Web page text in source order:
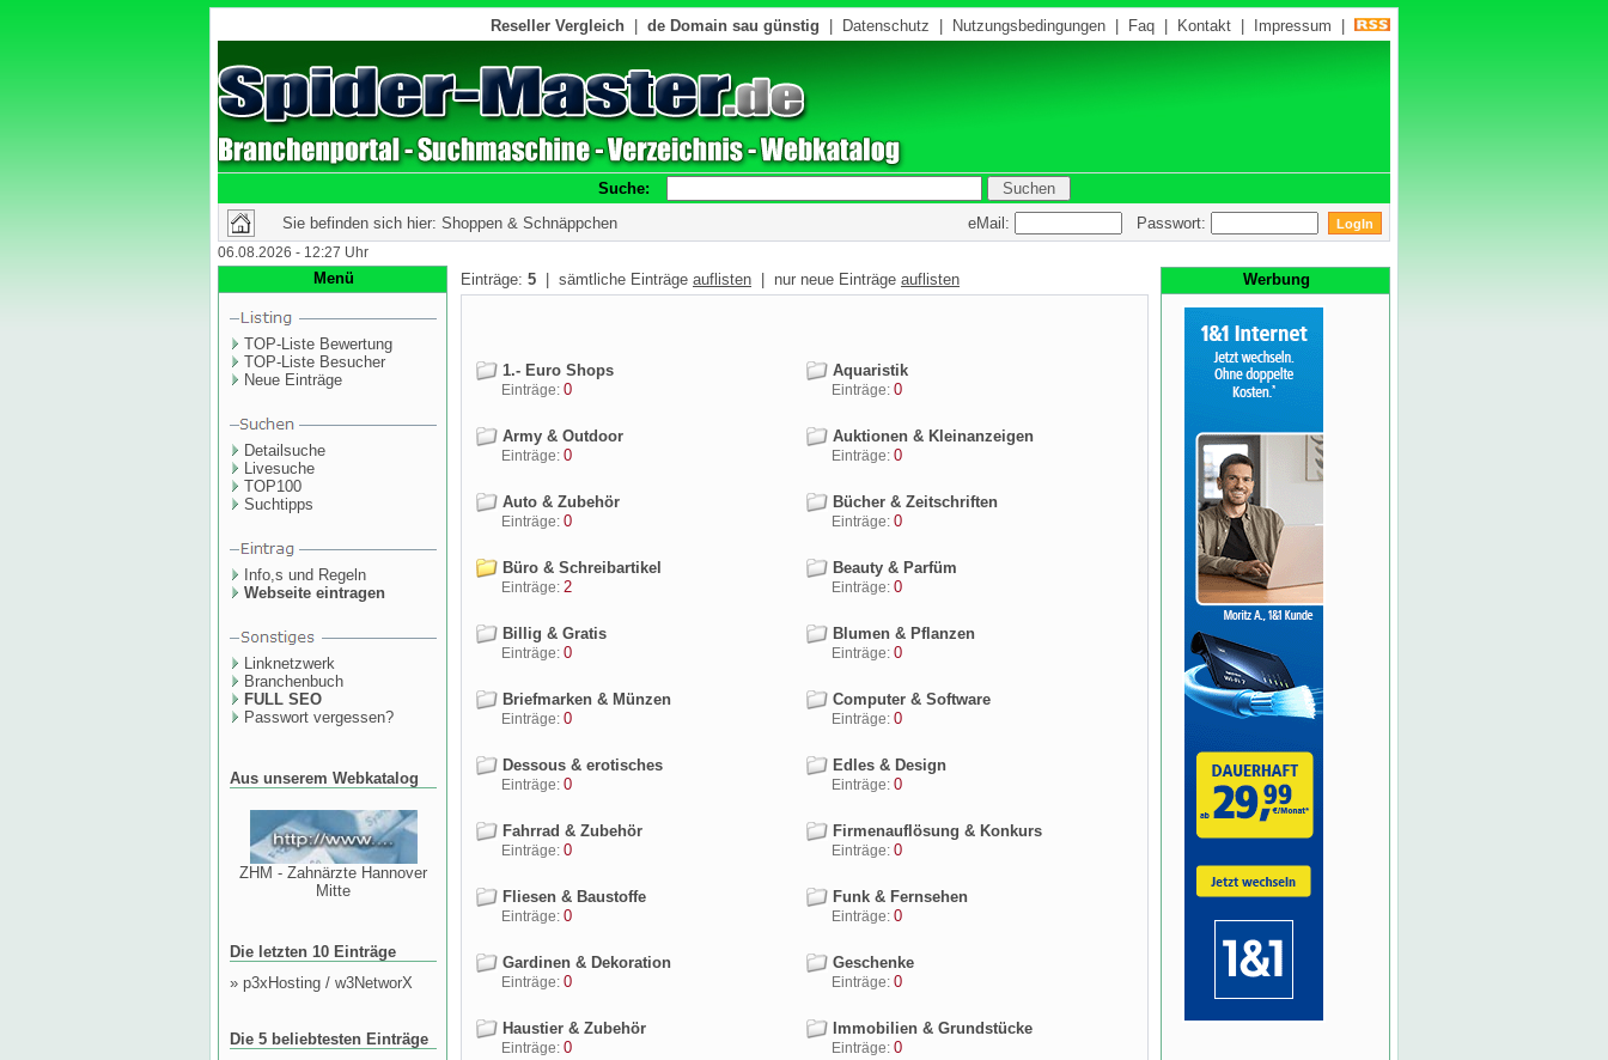
Reseller Vergleich de Domain sau günstig Datenschutz Nutzungsbedingungen Faq Kontakt Impressum
Suche:
Sie befinden sich hier: Shoppen & Schnäppchen
eMail: Passwort:
06.08.2026 - 12:27 Uhr
Menü
TOP-Liste Bewertung
TOP-Liste Besucher
Neue Einträge
Detailsuche
Livesuche
TOP100
Suchtipps
Info,s und Regeln
Webseite eintragen
Linknetzwerk
Branchenbuch
FULL SEO
Passwort vergessen?
Aus unserem Webkatalog
ZHM - Zahnärzte Hannover
Mitte
Die letzten 10 Einträge
» p3xHosting / w3NetworX
Die 5 beliebtesten Einträge
Einträge: 5 | sämtliche Einträge auflisten | nur neue Einträge auflisten
1.- Euro Shops
Einträge: 0
Aquaristik
Einträge: 0
Army & Outdoor
Einträge: 0
Auktionen & Kleinanzeigen
Einträge: 0
Auto & Zubehör
Einträge: 0
Bücher & Zeitschriften
Einträge: 0
Büro & Schreibartikel
Einträge: 2
Beauty & Parfüm
Einträge: 0
Billig & Gratis
Einträge: 0
Blumen & Pflanzen
Einträge: 0
Briefmarken & Münzen
Einträge: 0
Computer & Software
Einträge: 0
Dessous & erotisches
Einträge: 0
Edles & Design
Einträge: 0
Fahrrad & Zubehör
Einträge: 0
Firmenauflösung & Konkurs
Einträge: 0
Fliesen & Baustoffe
Einträge: 0
Funk & Fernsehen
Einträge: 0
Gardinen & Dekoration
Einträge: 0
Geschenke
Einträge: 0
Haustier & Zubehör
Einträge: 0
Immobilien & Grundstücke
Einträge: 0
Werbung